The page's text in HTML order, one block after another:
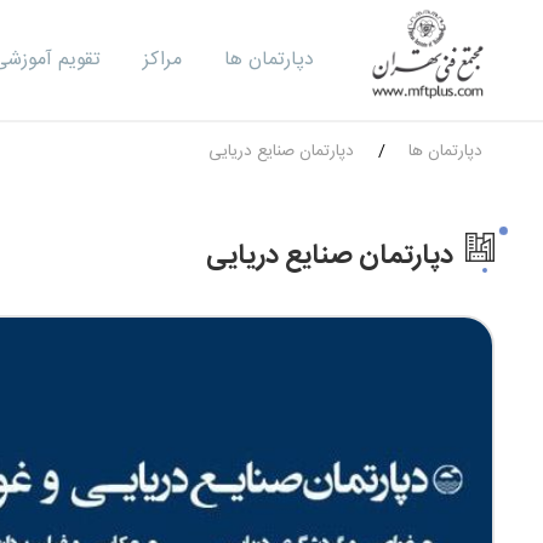
دپارتمان ها مراکز تقویم
دپارتمان ها دپارتمان صنایع دریایی
دپارتمان صنایع دریایی